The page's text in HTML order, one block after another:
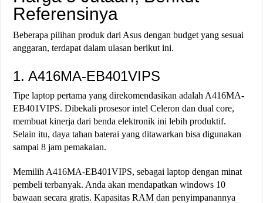
Referensinya
Beberapa pilihan produk dari Asus dengan budget yang sesuai
anggaran, terdapat dalam ulasan berikut ini.
1. A416MA-EB401VIPS
Tipe laptop pertama yang direkomendasikan adalah A416MA-
EB401VIPS. Dibekali prosesor intel Celeron dan dual core,
membuat kinerja dari benda elektronik ini lebih produktif.
Selain itu, daya tahan baterai yang ditawarkan bisa digunakan
sampai 8 jam pemakaian.
Memilih A416MA-EB401VIPS, sebagai laptop dengan minat
pembeli terbanyak. Anda akan mendapatkan windows 10
bawaan secara gratis. Kapasitas RAM dan penyimpanannya